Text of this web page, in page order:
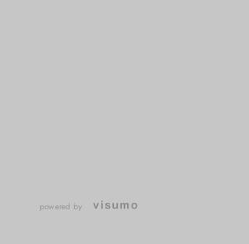
powered by